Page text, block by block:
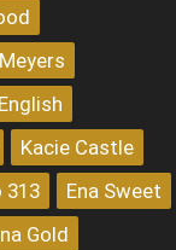
Kacie Castle
313
Ena Sweet
Gold